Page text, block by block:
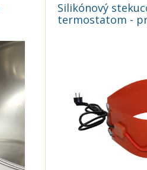
Silikónový
termostatom -